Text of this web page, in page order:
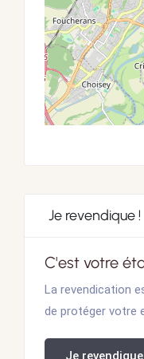
Je revendique !
C'est votre
La revendication
de protéger votre
Je